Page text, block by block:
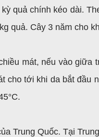
quả chính kéo dài.
quả. Cây 3 năm cho
mát, nếu vào giữa
cho tới khi da bắt đầu
Trung Quốc. Tại